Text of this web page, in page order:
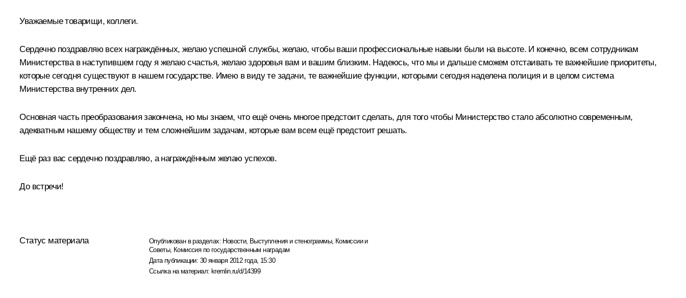
Уважаемые товарищи, коллеги.
Сердечно поздравляю всех награждённых, желаю успешной службы, желаю, чтобы ваши профессиональные навыки были на высоте. И конечно, всем сотрудникам
Министерства в наступившем году я желаю счастья, желаю здоровья вам и вашим близким. Надеюсь, что мы и дальше сможем отстаивать те важнейшие приоритеты,
которые сегодня существуют в нашем государстве. Имею в виду те задачи, те важнейшие функции, которыми сегодня наделена полиция и в целом система
Министерства внутренних дел.
Основная часть преобразования закончена, но мы знаем, что ещё очень многое предстоит сделать, для того чтобы Министерство стало абсолютно современным,
адекватным нашему обществу и тем сложнейшим задачам, которые вам всем ещё предстоит решать.
Ещё раз вас сердечно поздравляю, а награждённым желаю успехов.
До встречи!
Статус материала Опубликован в разделах: Новости, Выступления и стенограммы, Комиссии и
Советы, Комиссия по государственным наградам
Дата публикации: 30 января 2012 года, 15:30
Ссылка на материал: kremlin.ru/d/14399